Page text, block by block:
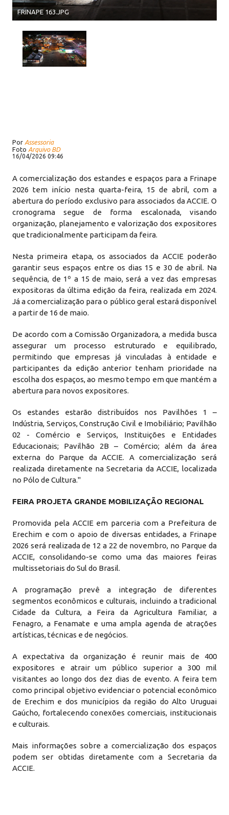
FRINAPE 163.JPG
Por Assessoria
Foto Arquivo BD
16/04/2026 09:46
A comercialização dos estandes e espaços para a Frinape
2026 tem início nesta quarta-feira, 15 de abril, com a
abertura do período exclusivo para associados da ACCIE. O
cronograma segue de forma escalonada, visando
organização, planejamento e valorização dos expositores
que tradicionalmente participam da feira.
Nesta primeira etapa, os associados da ACCIE poderão
garantir seus espaços entre os dias 15 e 30 de abril. Na
sequência, de 1º a 15 de maio, será a vez das empresas
expositoras da última edição da feira, realizada em 2024.
Já a comercialização para o público geral estará disponível
a partir de 16 de maio.
De acordo com a Comissão Organizadora, a medida busca
assegurar um processo estruturado e equilibrado,
permitindo que empresas já vinculadas à entidade e
participantes da edição anterior tenham prioridade na
escolha dos espaços, ao mesmo tempo em que mantém a
abertura para novos expositores.
Os estandes estarão distribuídos nos Pavilhões 1 –
Indústria, Serviços, Construção Civil e Imobiliário; Pavilhão
02 - Comércio e Serviços, Instituições e Entidades
Educacionais; Pavilhão 2B – Comércio; além da área
externa do Parque da ACCIE. A comercialização será
realizada diretamente na Secretaria da ACCIE, localizada
no Pólo de Cultura."
FEIRA PROJETA GRANDE MOBILIZAÇÃO REGIONAL
Promovida pela ACCIE em parceria com a Prefeitura de
Erechim e com o apoio de diversas entidades, a Frinape
2026 será realizada de 12 a 22 de novembro, no Parque da
ACCIE, consolidando-se como uma das maiores feiras
multissetoriais do Sul do Brasil.
A programação prevê a integração de diferentes
segmentos econômicos e culturais, incluindo a tradicional
Cidade da Cultura, a Feira da Agricultura Familiar, a
Fenagro, a Fenamate e uma ampla agenda de atrações
artísticas, técnicas e de negócios.
A expectativa da organização é reunir mais de 400
expositores e atrair um público superior a 300 mil
visitantes ao longo dos dez dias de evento. A feira tem
como principal objetivo evidenciar o potencial econômico
de Erechim e dos municípios da região do Alto Uruguai
Gaúcho, fortalecendo conexões comerciais, institucionais
e culturais.
Mais informações sobre a comercialização dos espaços
podem ser obtidas diretamente com a Secretaria da
ACCIE.